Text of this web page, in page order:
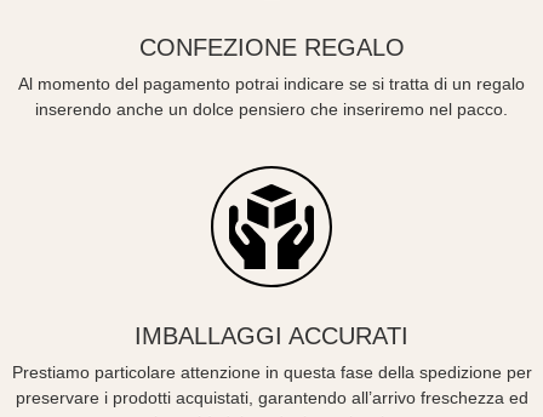
CONFEZIONE REGALO
Al momento del pagamento potrai indicare se si tratta di un regalo
inserendo anche un dolce pensiero che inseriremo nel pacco.
IMBALLAGGI ACCURATI
Prestiamo particolare attenzione in questa fase della spedizione per
preservare i prodotti acquistati, garantendo all’arrivo freschezza ed